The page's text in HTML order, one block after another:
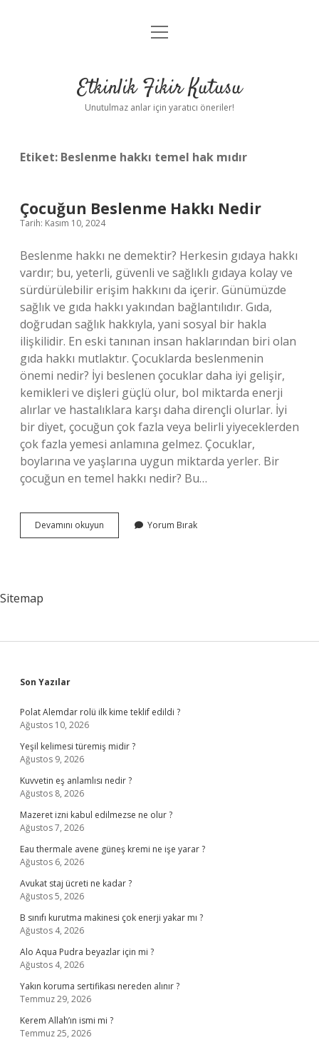
Anasayfa
Yasal Uyarı
menüyü
Etkinlik Fikir Kutusu
Unutulmaz anlar için yaratıcı öneriler!
Etiket: Beslenme hakkı temel hak mıdır
Çocuğun Beslenme Hakkı Nedir
Tarih: Kasım 10, 2024
Beslenme hakkı ne demektir? Herkesin gıdaya hakkı
vardır; bu, yeterli, güvenli ve sağlıklı gıdaya kolay ve
sürdürülebilir erişim hakkını da içerir. Günümüzde
sağlık ve gıda hakkı yakından bağlantılıdır. Gıda,
doğrudan sağlık hakkıyla, yani sosyal bir hakla
ilişkilidir. En eski tanınan insan haklarından biri olan
gıda hakkı mutlaktır. Çocuklarda beslenmenin
önemi nedir? İyi beslenen çocuklar daha iyi gelişir,
kemikleri ve dişleri güçlü olur, bol miktarda enerji
alırlar ve hastalıklara karşı daha dirençli olurlar. İyi
bir diyet, çocuğun çok fazla veya belirli yiyeceklerden
çok fazla yemesi anlamına gelmez. Çocuklar,
boylarına ve yaşlarına uygun miktarda yerler. Bir
çocuğun en temel hakkı nedir? Bu…
Devamını okuyun Çocuğun
Beslenme
Yorum Bırak
Sitemap
Sidebar
Son Yazılar
Polat Alemdar rolü ilk kime teklif edildi ?
Ağustos 10, 2026
Yeşil kelimesi türemiş midir ?
Ağustos 9, 2026
Kuvvetin eş anlamlısı nedir ?
Ağustos 8, 2026
Mazeret izni kabul edilmezse ne olur ?
Ağustos 7, 2026
Eau thermale avene güneş kremi ne işe yarar ?
Ağustos 6, 2026
Avukat staj ücreti ne kadar ?
Ağustos 5, 2026
B sınıfı kurutma makinesi çok enerji yakar mı ?
Ağustos 4, 2026
Alo Aqua Pudra beyazlar için mi ?
Ağustos 4, 2026
Yakın koruma sertifikası nereden alınır ?
Temmuz 29, 2026
Kerem Allah’ın ismi mi ?
Temmuz 25, 2026